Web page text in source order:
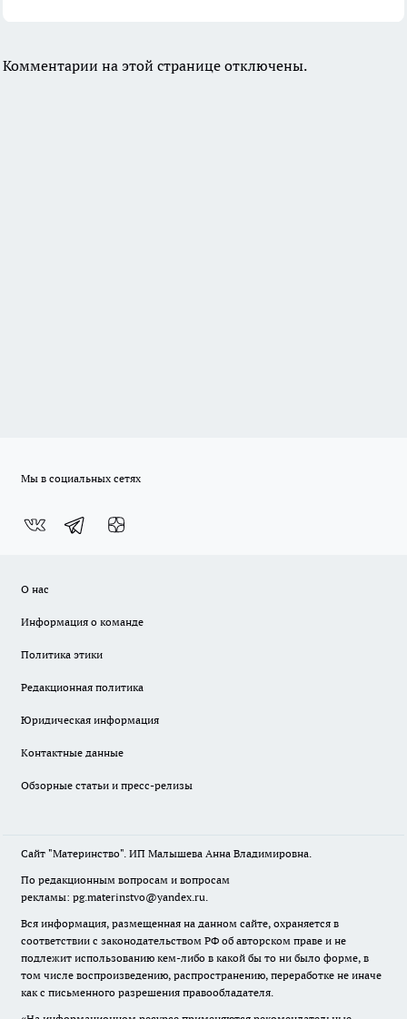
Комментарии на этой странице отключены.
Мы в социальных сетях
О нас
Информация о команде
Политика этики
Редакционная политика
Юридическая информация
Контактные данные
Обзорные статьи и пресс-релизы
Сайт "Материнство". ИП Малышева Анна Владимировна.
По редакционным вопросам и вопросам
рекламы: pg.materinstvo@yandex.ru.
Вся информация, размещенная на данном сайте, охраняется в
соответствии с законодательством РФ об авторском праве и не
подлежит использованию кем-либо в какой бы то ни было форме, в
том числе воспроизведению, распространению, переработке не иначе
как с письменного разрешения правообладателя.